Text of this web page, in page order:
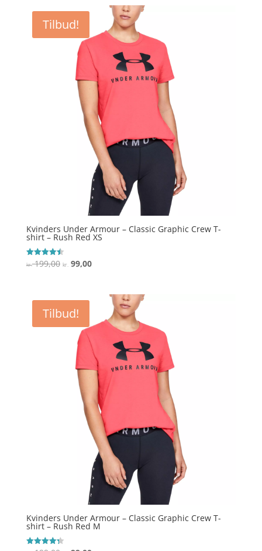
var:
kr. 99,00.
er:
kr. 49,00.
Tilbud!
Kvinders Under Armour – Classic Graphic Crew T-
shirt – Rush Red XS
Vurderet
4.5
kr.199,00 Den
var:
kr. 199,00.
kr.99,00Den
kr. 99,00.
Tilbud!
Kvinders Under Armour – Classic Graphic Crew T-
shirt – Rush Red M